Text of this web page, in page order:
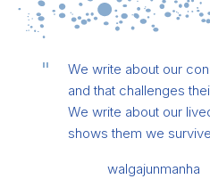
We write about our
and that challenges
We write about our
shows them we
walgajunmanha